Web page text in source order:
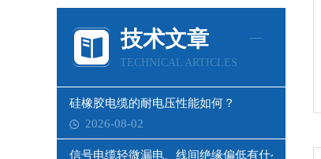
技术文章
TECHNICAL ARTICLES
硅橡胶电缆的耐电压性能如何？
2026-08-02
信号电缆轻微漏电、线间绝缘偏低有什么影响？